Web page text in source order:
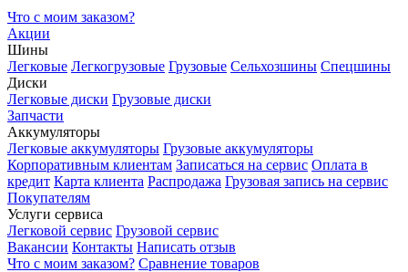
Что с моим заказом?
Акции
Шины
Легковые Легкогрузовые Грузовые Сельхозшины Спецшины
Диски
Легковые диски Грузовые диски
Запчасти
Аккумуляторы
Легковые аккумуляторы Грузовые аккумуляторы
Корпоративным клиентам Записаться на сервис Оплата в
кредит Карта клиента Распродажа Грузовая запись на сервис
Покупателям
Услуги сервиса
Легковой сервис Грузовой сервис
Вакансии Контакты Написать отзыв
Что с моим заказом? Сравнение товаров